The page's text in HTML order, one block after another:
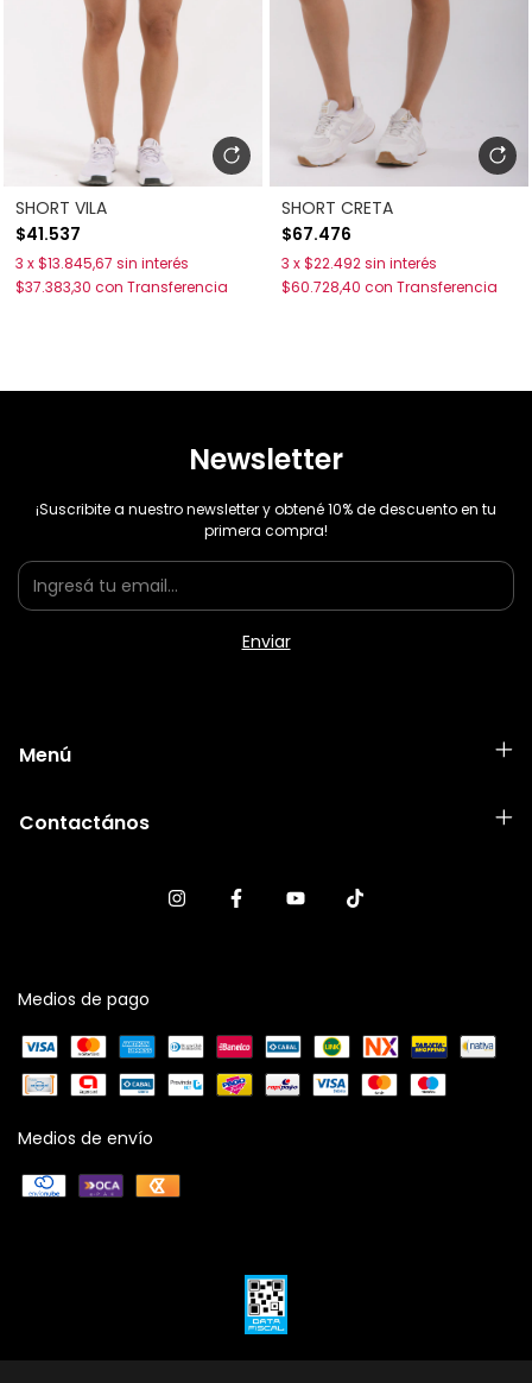
SHORT VILA
$41.537
3 x$13.845,67 sin interés
$37.383,30 con Transferencia
SHORT CRETA
$67.476
3 x$22.492sin interés
$60.728,40 con Transferencia
Newsletter
¡Suscribite a nuestro newsletter y obtené 10% de descuento en tu
primera compra!
Menú
Contactános
Medios de pago
Medios de envío